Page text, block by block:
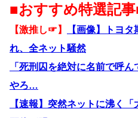
■おすすめ特選記
【激推し☞】
【画像】トヨ
れ、全ネット騒然
「死刑囚を絶対に名前で呼
やろ…
【速報】突然ネットに沸く